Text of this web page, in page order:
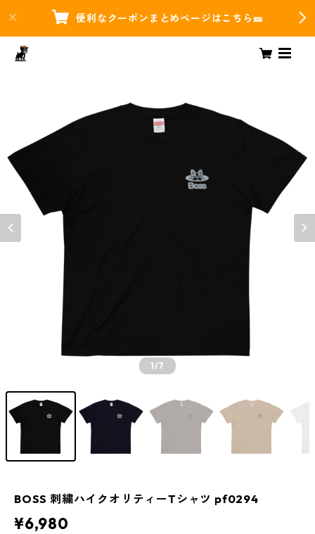
便利なクーポンまとめページはこちら🎫
1/7
BOSS 刺繍ハイクオリティーTシャツ pf0294
¥6,980